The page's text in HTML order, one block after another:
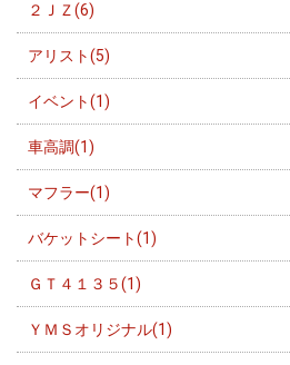
２ＪＺ(6)
アリスト(5)
イベント(1)
車高調(1)
マフラー(1)
バケットシート(1)
ＧＴ４１３５(1)
ＹＭＳオリジナル(1)